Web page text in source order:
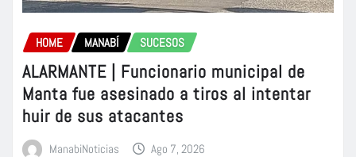
HOME MANABÍ SUCESOS
ALARMANTE | Funcionario municipal de
Manta fue asesinado a tiros al intentar
huir de sus atacantes
ManabiNoticias Ago 7, 2026